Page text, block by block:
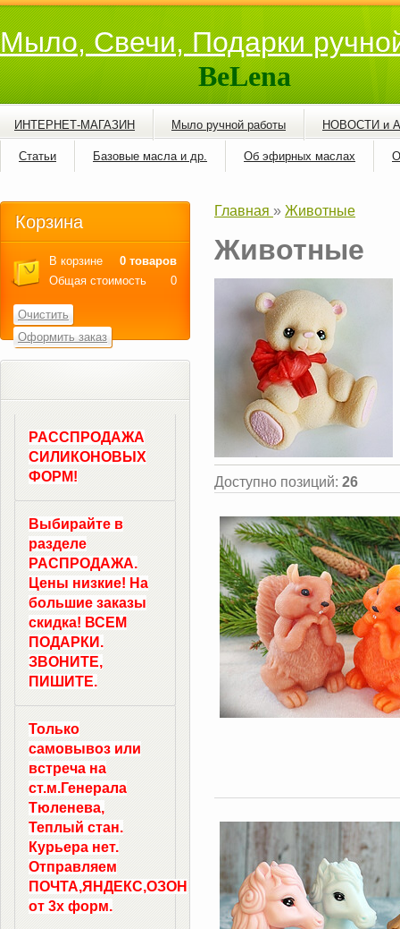
Мыло, Свечи, Подарки
BeLena
ИНТЕРНЕТ-МАГАЗИН Мыло ручной работы НОВОСТИ и
Статьи Базовые масла и др. Об эфирных маслах
Главная » Животные
Животные
Доступно позиций: 26
Корзина
В корзине
0 товаров
Общая стоимость
0
Очистить
Оформить заказ
РАССПРОДАЖА
СИЛИКОНОВЫХ
ФОРМ!
Выбирайте в
разделе
РАСПРОДАЖА.
Цены низкие! На
большие заказы
скидка! ВСЕМ
ПОДАРКИ.
ЗВОНИТЕ,
ПИШИТЕ.
Только
самовывоз или
встреча на
ст.м.Генерала
Тюленева,
Теплый стан.
Курьера нет.
Отправляем
ПОЧТА,ЯНДЕКС,ОЗОН
от 3х форм.